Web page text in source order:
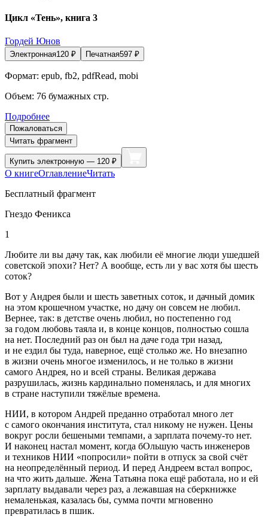
Цикл «Тень», книга 3
Гордей Юнов
Электронная120 ₽ Печатная597 ₽
Формат: epub, fb2, pdfRead, mobi
Объем: 76 бумажных стр.
Подробнее
Пожаловаться
Читать фрагмент
Купить электронную — 120 ₽
О книгеОглавлениеЧитать
Бесплатный фрагмент
Гнездо Феникса
1
Любите ли вы дачу так, как любили её многие люди ушедшей
советской эпохи? Нет? А вообще, есть ли у вас хотя бы шесть
соток?
Вот у Андрея были и шесть заветных соток, и дачный домик
на этом крошечном участке, но дачу он совсем не любил.
Вернее, так: в детстве очень любил, но постепенно год
за годом любовь таяла и, в конце концов, полностью сошла
на нет. Последний раз он был на даче года три назад,
и не ездил бы туда, наверное, ещё столько же. Но внезапно
в жизни очень многое изменилось, и не только в жизни
самого Андрея, но и всей страны. Великая держава
разрушилась, жизнь кардинально поменялась, и для многих
в стране наступили тяжёлые времена.
НИИ, в котором Андрей преданно отработал много лет
с самого окончания института, стал никому не нужен. Цены
вокруг росли бешеными темпами, а зарплата почему-то нет.
И наконец настал момент, когда бОльшую часть инженеров
и техников НИИ «попросили» пойти в отпуск за свой счёт
на неопределённый период. И перед Андреем встал вопрос,
на что жить дальше. Жена Татьяна пока ещё работала, но и ей
зарплату выдавали через раз, а лежавшая на сберкнижке
немаленькая, казалась бы, сумма почти мгновенно
превратилась в пшик.